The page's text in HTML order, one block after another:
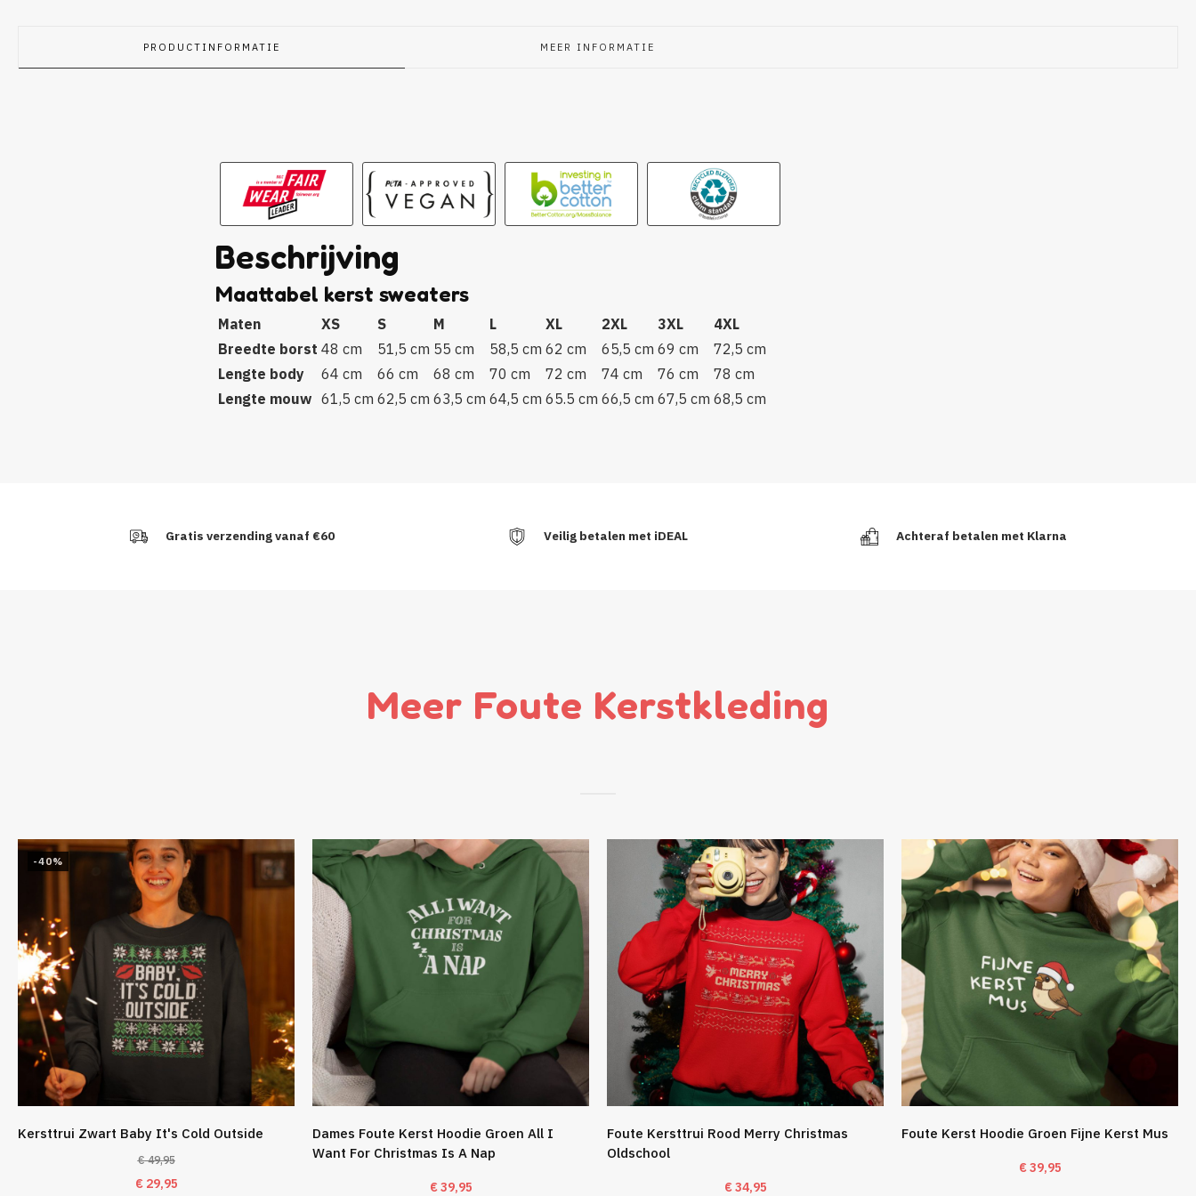
PRODUCTINFORMATIE MEER INFORMATIE
Beschrijving
Maattabel kerst sweaters
Maten XS S M L XL 2XL 3XL
4XL
Breedte borst 48 cm 51,5 cm 55 cm 58,5 cm 62 cm 65,5 cm 69 cm
72,5 cm
Lengte body
64 cm 66 cm 68 cm 70 cm 72 cm 74 cm 76 cm
78 cm
Lengte mouw 61,5 cm 62,5 cm 63,5 cm 64,5 cm 65.5 cm 66,5 cm 67,5 cm 68,5 cm
Gratis verzending vanaf €60 Veilig betalen met iDEAL Achteraf betalen met Klarna
Meer Foute Kerstkleding
-40%
Kersttrui Zwart Baby It's Cold Outside
€49,95
Oorspronkelijke
€29,95Huidige
Dames Foute Kerst Hoodie Groen All I
Want For Christmas Is A Nap
€39,95
Foute Kersttrui Rood Merry Christmas
Oldschool
€34,95
Foute Kerst Hoodie Groen Fijne Kerst Mus
€39,95